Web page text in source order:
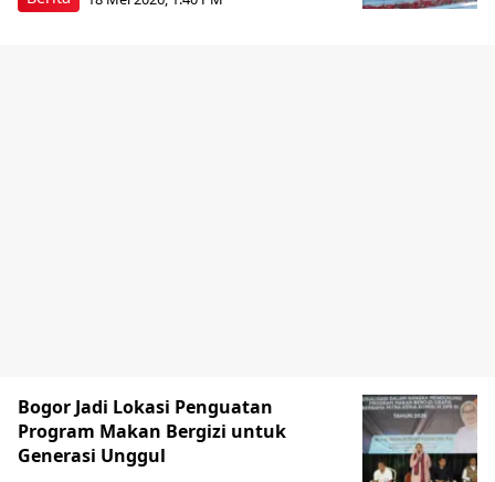
Bogor Jadi Lokasi Penguatan
Program Makan Bergizi untuk
Generasi Unggul